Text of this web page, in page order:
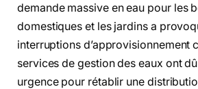
demande massive en eau pour les
domestiques et les jardins a
interruptions d’approvisionnement
services de gestion des eaux ont
urgence pour rétablir une